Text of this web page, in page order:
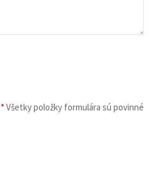
*Všetky položky formulára sú povinné